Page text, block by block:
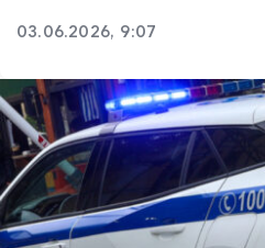
03.06.2026, 9:07